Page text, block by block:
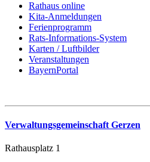
Rathaus online
Kita-Anmeldungen
Ferienprogramm
Rats-Informations-System
Karten / Luftbilder
Veranstaltungen
BayernPortal
Verwaltungsgemeinschaft Gerzen
Rathausplatz 1